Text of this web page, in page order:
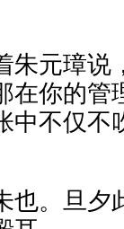
朱元璋说
在你的管
中不仅不
也。旦